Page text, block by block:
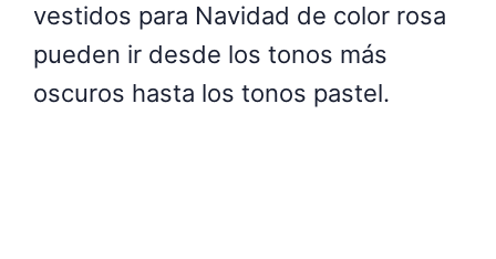
vestidos para Navidad de color rosa
pueden ir desde los tonos más
oscuros hasta los tonos pastel.